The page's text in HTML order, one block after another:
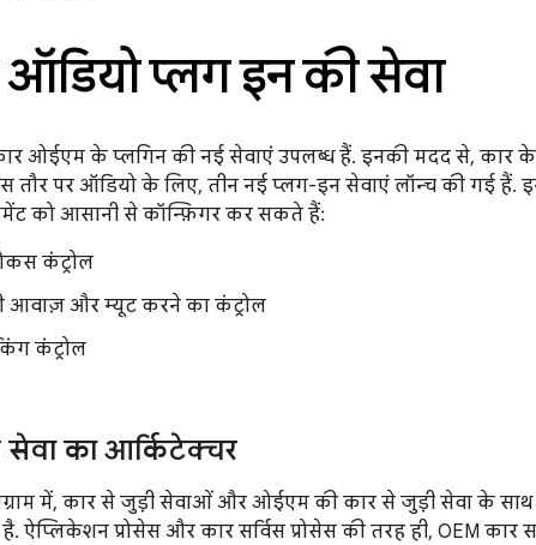
प्लग इन की सेवा
ओईएम के प्लगिन की नई सेवाएं उपलब्ध हैं. इनकी मदद से, कार
तौर पर ऑडियो के लिए, तीन नई प्लग-इन सेवाएं लॉन्च की गई हैं.
को आसानी से कॉन्फ़िगर कर सकते हैं:
कंट्रोल
आवाज़ और म्यूट करने का कंट्रोल
कंट्रोल
सेवा का आर्किटेक्चर
में, कार से जुड़ी सेवाओं और ओईएम की कार से जुड़ी सेवा के
ऐप्लिकेशन प्रोसेस और कार सर्विस प्रोसेस की तरह ही, OEM कार